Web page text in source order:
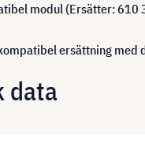
modul (Ersätter: 610
ersättning
data